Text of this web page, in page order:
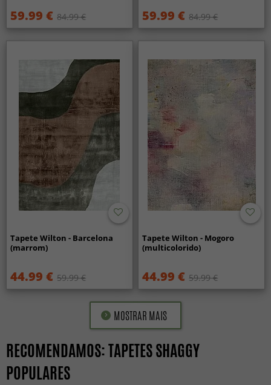
59.99 € 84.99 € 59.99 € 84.99 €
Tapete Wilton - Barcelona
(marrom)
44.99 € 59.99 €
Tapete Wilton - Mogoro
(multicolorido)
44.99 € 59.99 €
MOSTRAR MAIS
RECOMENDAMOS: TAPETES SHAGGY
POPULARES